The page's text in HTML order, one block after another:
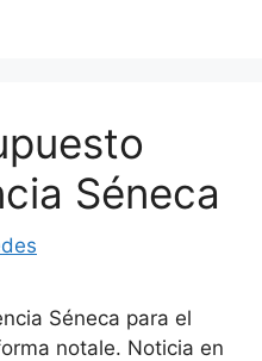
Séneca
Séneca para el
notale. Noticia en